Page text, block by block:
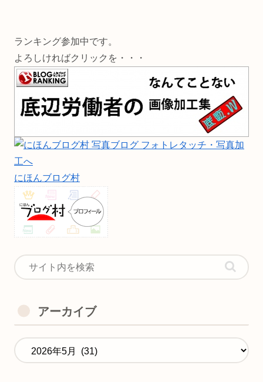
ランキング参加中です。
よろしければクリックを・・・
にほんブログ村
アーカイブ